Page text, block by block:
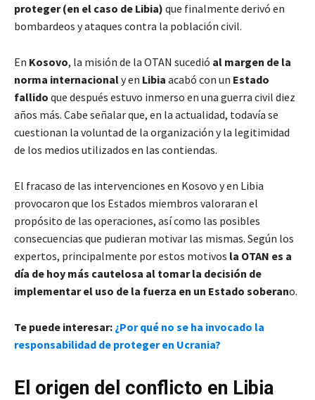
proteger (en el caso de Libia) que finalmente derivó en
bombardeos y ataques contra la población civil.
En Kosovo, la misión de la OTAN sucedió al margen de la
norma internacionaly en Libia acabó con un Estado
fallido que después estuvo inmerso en una guerra civil diez
años más. Cabe señalar que, en la actualidad, todavía se
cuestionan la voluntad de la organización y la legitimidad
de los medios utilizados en las contiendas.
El fracaso de las intervenciones en Kosovo y en Libia
provocaron que los Estados miembros valoraran el
propósito de las operaciones, así como las posibles
consecuencias que pudieran motivar las mismas. Según los
expertos, principalmente por estos motivos la OTAN es a
día de hoy más cautelosa al tomar la decisión de
implementar el uso de la fuerza en un Estado soberano.
Te puede interesar: ¿Por qué no se ha invocado la
responsabilidad de proteger en Ucrania?
El origen del conflicto en Libia